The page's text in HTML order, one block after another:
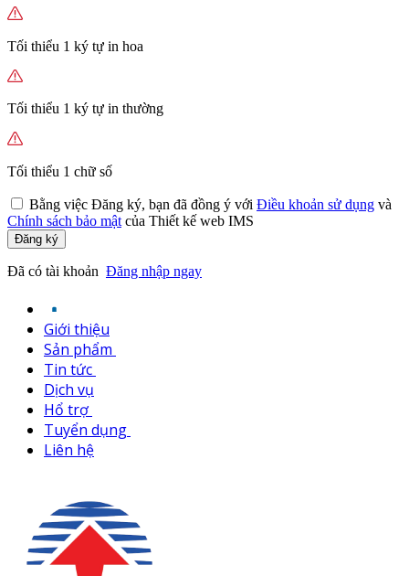
Tối thiểu 1 ký tự in hoa
Tối thiểu 1 ký tự in thường
Tối thiểu 1 chữ số
Bằng việc Đăng ký, bạn đã đồng ý với Điều khoản sử dụng và
Chính sách bảo mật của Thiết kế web IMS
Đăng ký
Đã có tài khoản Đăng nhập ngay
Giới thiệu
Sản phẩm
Tin tức
Dịch vụ
Hổ trợ
Tuyển dụng
Liên hệ